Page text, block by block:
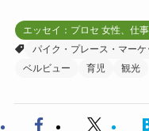
エッセイ：プロセ 女性、仕
パイク・プレース・マーケ
ベルビュー
育児 観光